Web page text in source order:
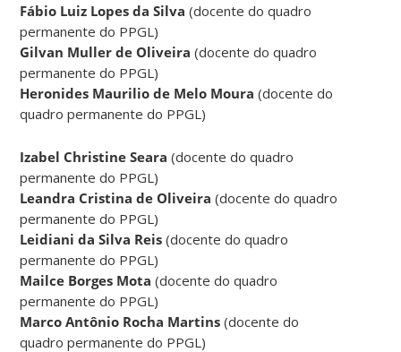
Fábio Luiz Lopes da Silva (docente do quadro
permanente do PPGL)
Gilvan Muller de Oliveira (docente do quadro
permanente do PPGL)
Heronides Maurilio de Melo Moura (docente do
quadro permanente do PPGL)
Izabel Christine Seara (docente do quadro
permanente do PPGL)
Leandra Cristina de Oliveira (docente do quadro
permanente do PPGL)
Leidiani da Silva Reis(docente do quadro
permanente do PPGL)
Mailce Borges Mota (docente do quadro
permanente do PPGL)
Marco Antônio Rocha Martins (docente do
quadro permanente do PPGL)